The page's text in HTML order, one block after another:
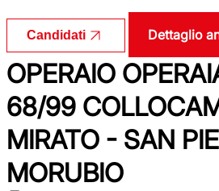
Candidati Dettaglio
OPERAIO
68/99
MIRATO - SAN
MORUBIO